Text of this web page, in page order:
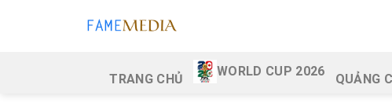
TRANG CHỦ
WORLD CUP 2026
QUẢNG